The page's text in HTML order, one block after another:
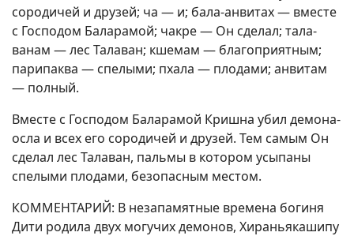
сородичей и друзей; ча — и; бала-анвитах — вместе
с Господом Баларамой; чакре — Он сделал; тала-
ванам — лес Талаван; кшемам — благоприятным;
парипаква — спелыми; пхала — плодами; анвитам
— полный.
Вместе с Господом Баларамой Кришна убил демона-
осла и всех его сородичей и друзей. Тем самым Он
сделал лес Талаван, пальмы в котором усыпаны
спелыми плодами, безопасным местом.
КОММЕНТАРИЙ: В незапамятные времена богиня
Дити родила двух могучих демонов, Хираньякашипу